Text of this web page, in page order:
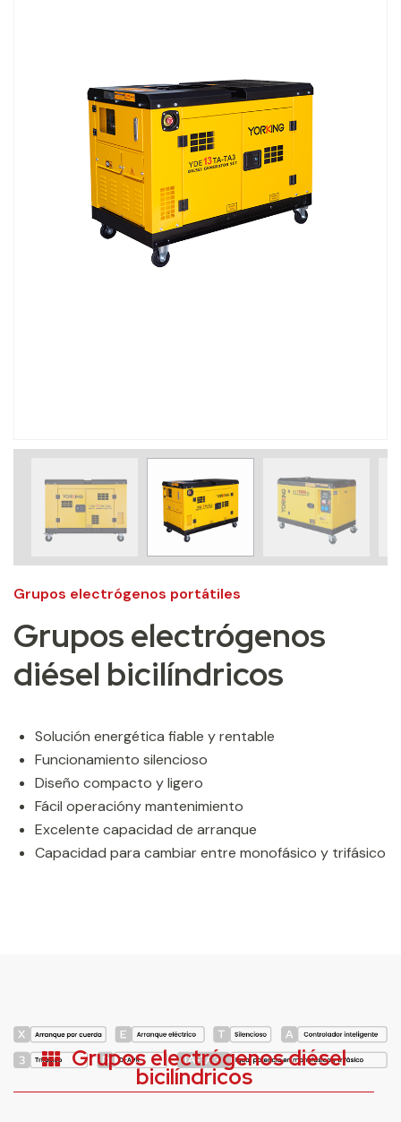
Grupos electrógenos portátiles
Grupos electrógenos
diésel bicilíndricos
Solución energética fiable y rentable
Funcionamiento silencioso
Diseño compacto y ligero
Fácil operacióny mantenimiento
Excelente capacidad de arranque
Capacidad para cambiar entre monofásico y trifásico
Grupos electrógenos diésel
bicilíndricos